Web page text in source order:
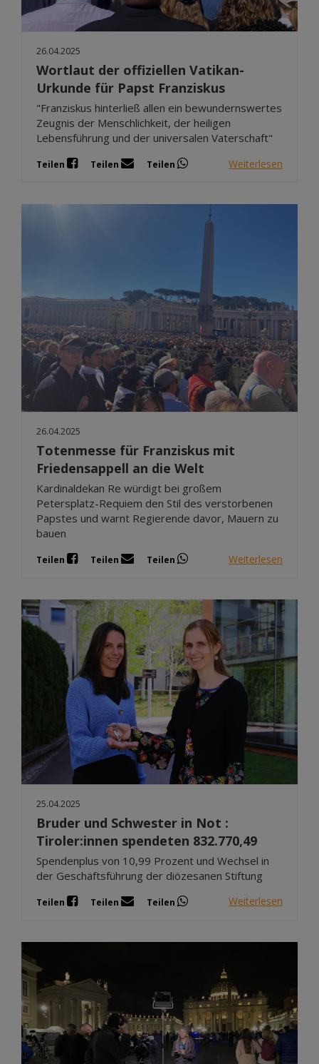
26.04.2025
Wortlaut der offiziellen Vatikan-
Urkunde für Papst Franziskus
"Franziskus hinterließ allen ein bewundernswertes
Zeugnis der Menschlichkeit, der heiligen
Lebensführung und der universalen Vaterschaft"
Teilen Teilen Teilen Weiterlesen
26.04.2025
Totenmesse für Franziskus mit
Friedensappell an die Welt
Kardinaldekan Re würdigt bei großem
Petersplatz-Requiem den Stil des verstorbenen
Papstes und warnt Regierende davor, Mauern zu
bauen
Teilen Teilen Teilen Weiterlesen
25.04.2025
Bruder und Schwester in Not :
Tiroler:innen spendeten 832.770,49
Spendenplus von 10,99 Prozent und Wechsel in
der Geschäftsführung der diözesanen Stiftung
Teilen Teilen Teilen Weiterlesen